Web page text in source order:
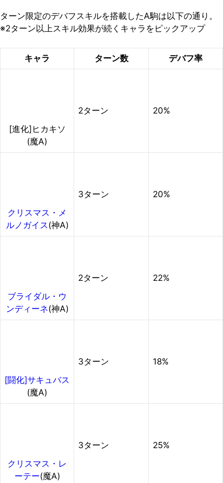
ターン限定のデバフスキルを搭載したA駒は以下の通り。
※2ターン以上スキル効果が続くキャラをピックアップ
キャラ ターン数 デバフ率
[進化]ヒカキソ
(魔A)
2ターン 20%
クリスマス・メ
ルノガイス(神A)
3ターン 20%
ブライダル・ウ
ンディーネ(神A)
2ターン 22%
[闘化]サキュバス
(魔A)
3ターン 18%
クリスマス・レ
ーテー(魔A)
3ターン 25%